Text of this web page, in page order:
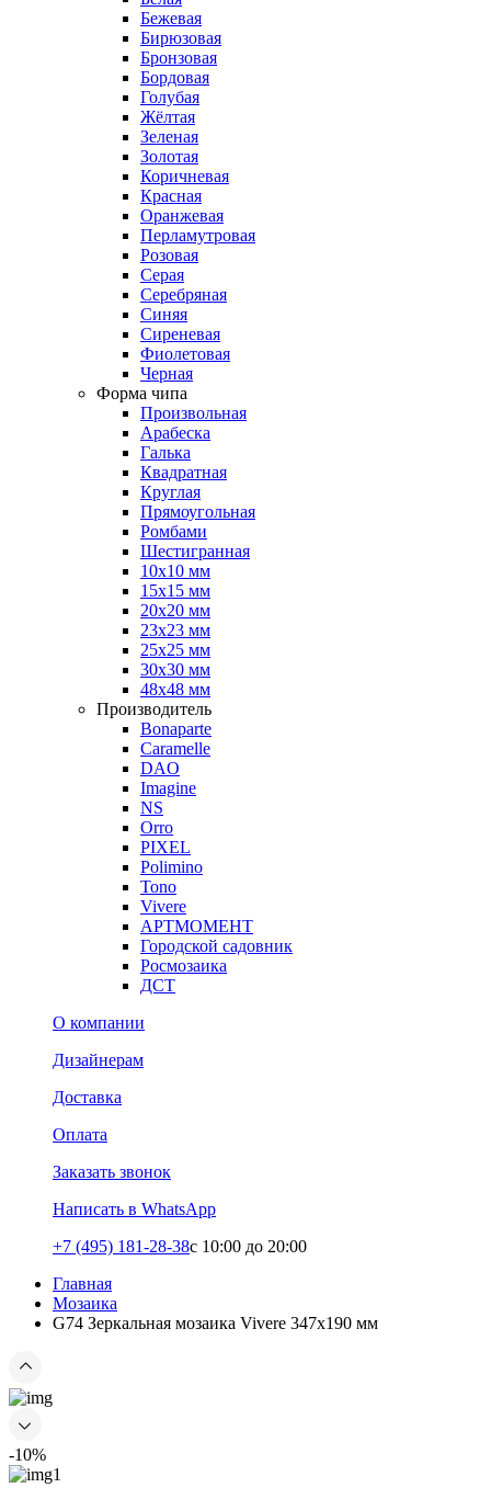
Бежевая
Бирюзовая
Бронзовая
Бордовая
Голубая
Жёлтая
Зеленая
Золотая
Коричневая
Красная
Оранжевая
Перламутровая
Розовая
Серая
Серебряная
Синяя
Сиреневая
Фиолетовая
Черная
Форма чипа
Произвольная
Арабеска
Галька
Квадратная
Круглая
Прямоугольная
Ромбами
Шестигранная
10х10 мм
15х15 мм
20х20 мм
23х23 мм
25х25 мм
30х30 мм
48х48 мм
Производитель
Bonaparte
Caramelle
DAO
Imagine
NS
Orro
PIXEL
Polimino
Tono
Vivere
АРТМОМЕНТ
Городской садовник
Росмозаика
ДСТ
О компании
Дизайнерам
Доставка
Оплата
Заказать звонок
Написать в WhatsApp
+7 (495) 181-28-38c 10:00 до 20:00
Главная
Мозаика
G74 Зеркальная мозаика Vivere 347x190 мм
-10%